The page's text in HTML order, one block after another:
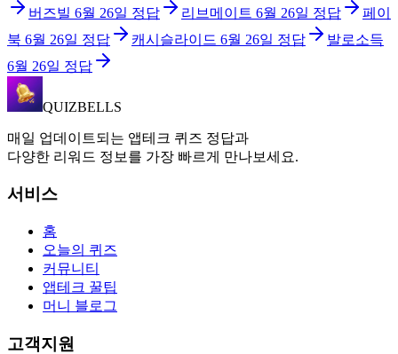
버즈빌 6월 26일 정답 리브메이트 6월 26일 정답
페이
북 6월 26일 정답 캐시슬라이드 6월 26일 정답
발로소득
6월 26일 정답
QUIZBELLS
매일 업데이트되는 앱테크 퀴즈 정답과
다양한 리워드 정보를 가장 빠르게 만나보세요.
서비스
홈
오늘의 퀴즈
커뮤니티
앱테크 꿀팁
머니 블로그
고객지원